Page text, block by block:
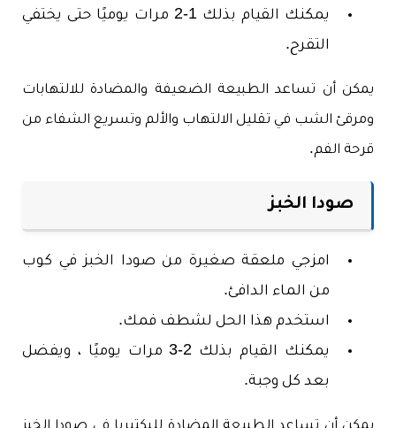
يمكنك القيام بذلك 1-2 مرات يوميًا حتى يختفي
التقرح.
يمكن أن تساعد الطبيعة الضعيفة والمضادة للالتهابات
ومرقئ الشب في تقليل الالتهاب والألم وتسريع الشفاء من
قرحة الفم.
صودا الخبز
امزجي ملعقة صغيرة من صودا الخبز في كوب
من الماء الدافئ.
استخدم هذا الحل لشطف فمك.
يمكنك القيام بذلك 2-3 مرات يوميًا ، ويفضل
بعد كل وجبة.